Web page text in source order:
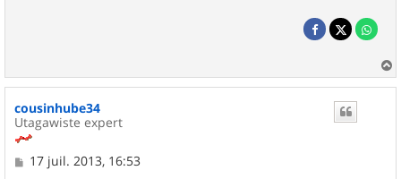
a
cousinhube34
Utagawiste expert
M17 juil. 2013, 16:53